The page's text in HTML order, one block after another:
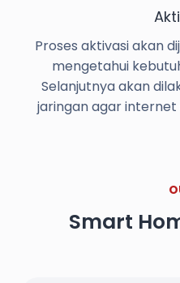
Proses aktivasi akan
mengetahui
Selanjutnya akan
jaringan agar
Smart